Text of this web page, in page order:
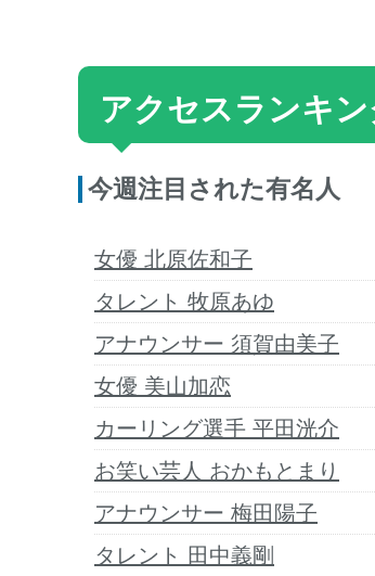
アクセスランキ
今週注目された有名人
女優 北原佐和子
タレント 牧原あゆ
アナウンサー 須賀由美子
女優 美山加恋
カーリング選手 平田洸介
お笑い芸人 おかもとまり
アナウンサー 梅田陽子
タレント 田中義剛